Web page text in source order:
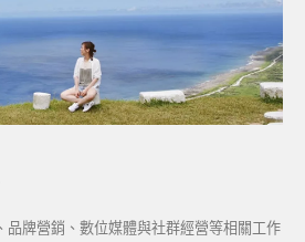
牌營銷、數位媒體與社群經營等相關工作